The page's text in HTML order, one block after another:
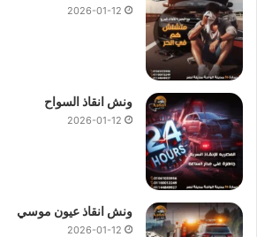
2026-01-12
ونش انقاذ السواح
2026-01-12
ونش انقاذ عيون موسي
2026-01-12